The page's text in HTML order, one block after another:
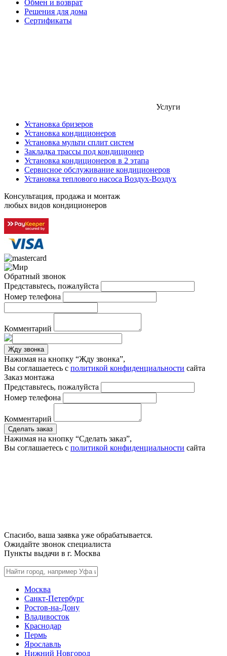
Обмен и возврат
Решения для дома
Сертификаты
Услуги
Установка бризеров
Установка кондиционеров
Установка мульти сплит систем
Закладка трассы под кондиционер
Установка кондиционеров в 2 этапа
Сервисное обслуживание кондиционеров
Установка теплового насоса Воздух-Воздух
Консультация, продажа и монтаж
любых видов кондиционеров
Обратный звонок
Представьтесь, пожалуйста
Номер телефона
Комментарий
Жду звонка
Нажимая на кнопку “Жду звонка”,
Вы соглашаетесь с политикой конфиденциальности сайта
Заказ монтажа
Представьтесь, пожалуйста
Номер телефона
Комментарий
Сделать заказ
Нажимая на кнопку “Сделать заказ”,
Вы соглашаетесь с политикой конфиденциальности сайта
Спасибо, ваша заявка уже обрабатывается.
Ожидайте звонок специалиста
Пункты выдачи в г. Москва
Москва
Санкт-Петербург
Ростов-на-Дону
Владивосток
Краснодар
Пермь
Ярославль
Нижний Новгород